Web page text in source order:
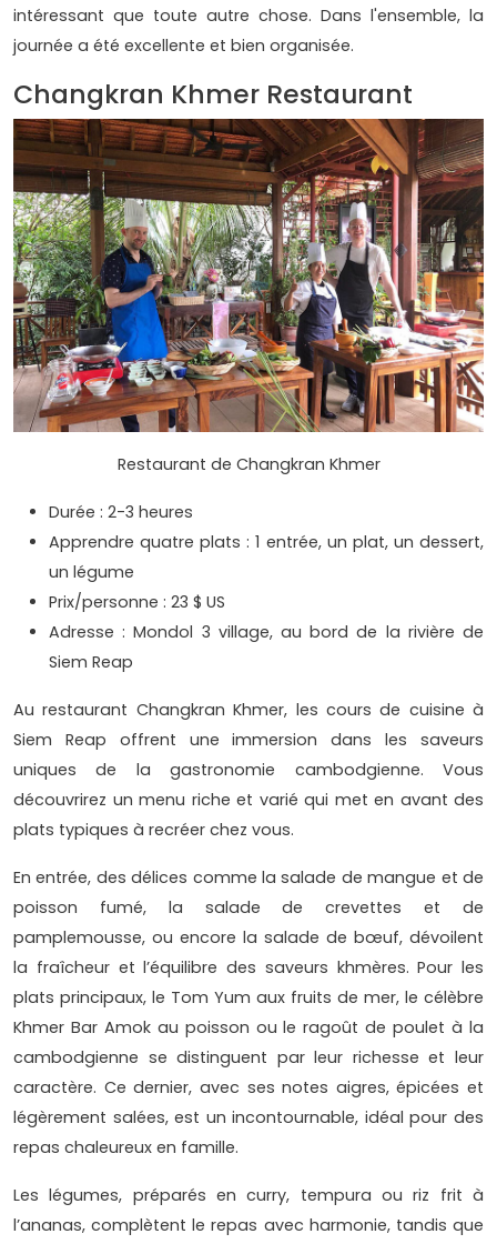
intéressant que toute autre chose. Dans l'ensemble, la
journée a été excellente et bien organisée.
Changkran Khmer Restaurant
Restaurant de Changkran Khmer
Durée : 2-3 heures
Apprendre quatre plats : 1 entrée, un plat, un dessert,
un légume
Prix/personne : 23 $ US
Adresse : Mondol 3 village, au bord de la rivière de
Siem Reap
Au restaurant Changkran Khmer, les cours de cuisine à
Siem Reap offrent une immersion dans les saveurs
uniques de la gastronomie cambodgienne. Vous
découvrirez un menu riche et varié qui met en avant des
plats typiques à recréer chez vous.
En entrée, des délices comme la salade de mangue et de
poisson fumé, la salade de crevettes et de
pamplemousse, ou encore la salade de bœuf, dévoilent
la fraîcheur et l’équilibre des saveurs khmères. Pour les
plats principaux, le Tom Yum aux fruits de mer, le célèbre
Khmer Bar Amok au poisson ou le ragoût de poulet à la
cambodgienne se distinguent par leur richesse et leur
caractère. Ce dernier, avec ses notes aigres, épicées et
légèrement salées, est un incontournable, idéal pour des
repas chaleureux en famille.
Les légumes, préparés en curry, tempura ou riz frit à
l’ananas, complètent le repas avec harmonie, tandis que